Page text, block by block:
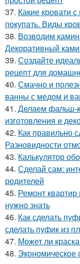
37. Какие кровати
покупать. Виды
38. Возводим
Декоративный
39. Создайте
рецепт для
40. Смачно и
ванны с медом и
41. Делаем фальш-
изготовления и
42. Как правильно
Разновидности
43. Калькулятор
44. Сделай сам:
родителей
45. Ремонт квартир
нужно знать
46. Как сделать
сделать пуфик из
47. Может ли
48. Экономическое